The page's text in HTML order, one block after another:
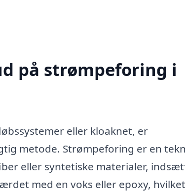
på strømpeforing i
eller kloaknet, er
metode. Strømpeforing er en
eller syntetiske materialer,
med en voks eller epoxy, hvilket